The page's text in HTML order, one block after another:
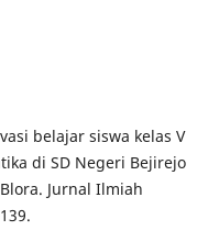
belajar siswa kelas V
di SD Negeri Bejirejo
Jurnal Ilmiah